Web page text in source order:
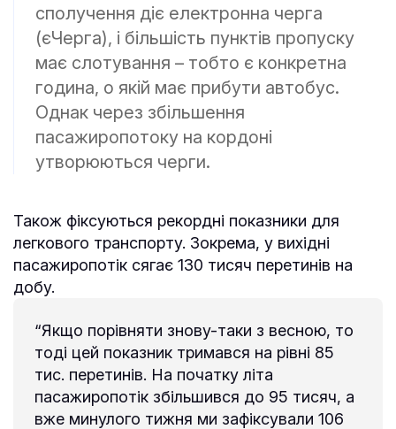
сполучення діє електронна черга
(єЧерга), і більшість пунктів пропуску
має слотування – тобто є конкретна
година, о якій має прибути автобус.
Однак через збільшення
пасажиропотоку на кордоні
утворюються черги.
Також фіксуються рекордні показники для
легкового транспорту. Зокрема, у вихідні
пасажиропотік сягає 130 тисяч перетинів на
добу.
“Якщо порівняти знову-таки з весною, то
тоді цей показник тримався на рівні 85
тис. перетинів. На початку літа
пасажиропотік збільшився до 95 тисяч, а
вже минулого тижня ми зафіксували 106